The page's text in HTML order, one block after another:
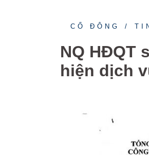
CỔ ĐÔNG
NQ HĐQT
hiện dịch